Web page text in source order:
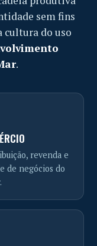
sem fins
cultura do uso
.
revenda e
de negócios do